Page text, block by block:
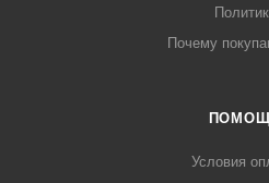
Почему
Условия